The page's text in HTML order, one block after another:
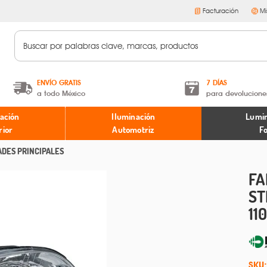
Facturación
ENVÍO GRATIS
a todo México
A partir de $599 MXN.
* Aplican restricciones
7 DÍAS
para
Términos y condiciones
Políticas de devoluciones
Iluminación
Automotriz
PRINCIPALES
SKU: